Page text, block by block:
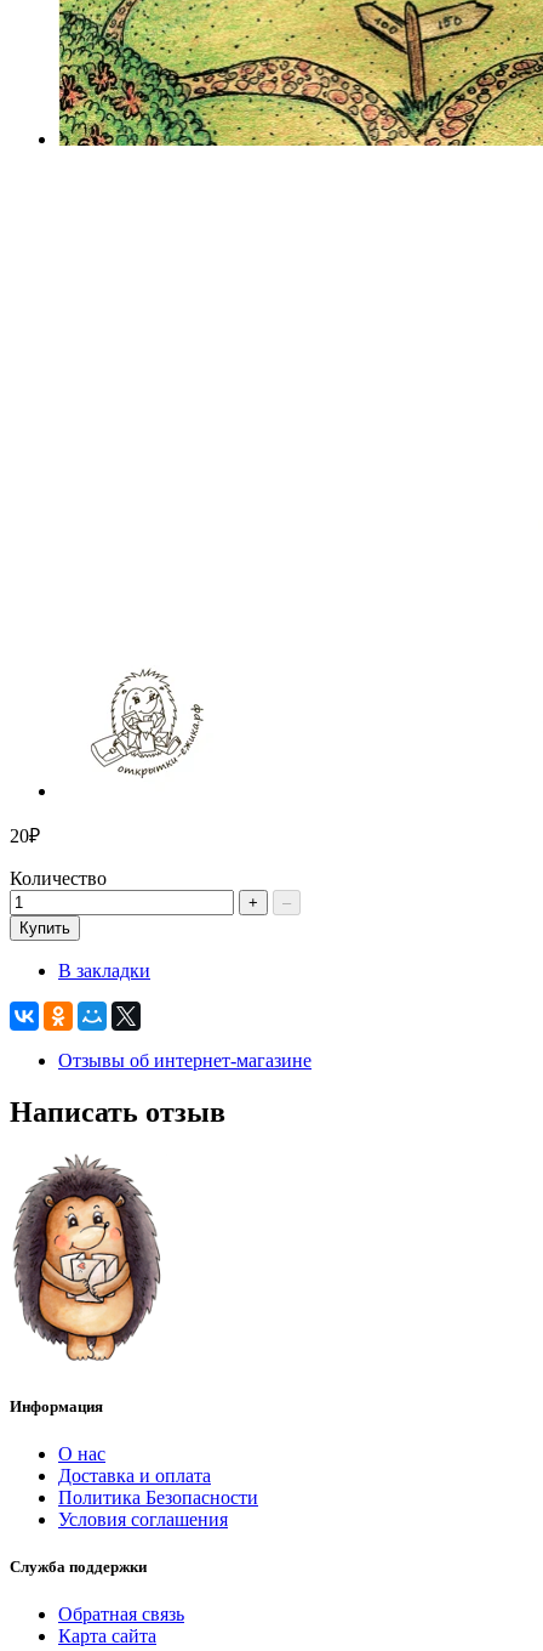
20₽
Количество
+
–
Купить
В закладки
Отзывы об интернет-магазине
Написать отзыв
Информация
О нас
Доставка и оплата
Политика Безопасности
Условия соглашения
Служба поддержки
Обратная связь
Карта сайта